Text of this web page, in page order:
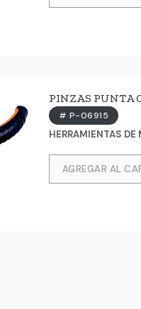
PINZAS PUNTA
# P-06915
HERRAMIENTAS DE
AGREGAR AL